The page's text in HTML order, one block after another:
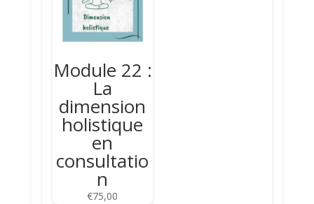
Module 22 :
La
dimension
holistique
en
consultatio
n
€75,00